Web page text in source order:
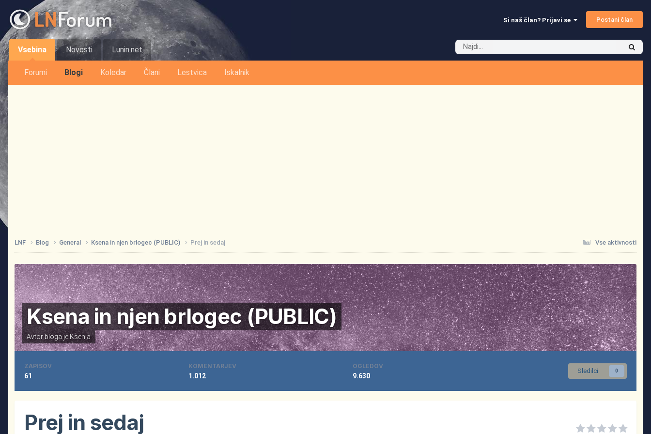
Si naš član? Prijavi se Postani član
Vsebina
Forumi Blogi Koledar Člani Lestvica Iskalnik
Novosti Lunin.net
Vse aktivnosti
LNF Blog General Ksena in njen brlogec (PUBLIC) Prej in sedaj
Ksena in njen brlogec (PUBLIC)
Avtor bloga je Ksenia
Sledilci 0
ZAPISOV
61
KOMENTARJEV
1.012
OGLEDOV
9.630
Prej in sedaj